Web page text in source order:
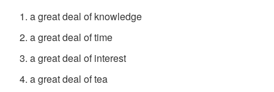
a great deal of knowledge
a great deal of time
a great deal of interest
a great deal of tea